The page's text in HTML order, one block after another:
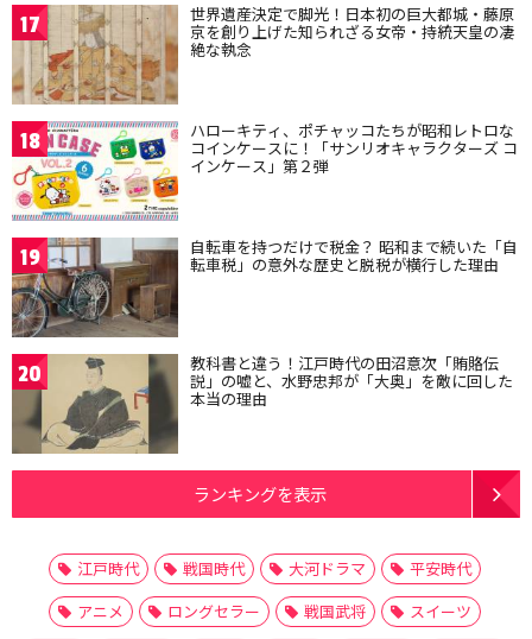
17 世界遺産決定で脚光！日本初の巨大都城・藤原
京を創り上げた知られざる女帝・持統天皇の凄
絶な執念
18 ハローキティ、ポチャッコたちが昭和レトロな
コインケースに！「サンリオキャラクターズ コ
インケース」第２弾
19 自転車を持つだけで税金？ 昭和まで続いた「自
転車税」の意外な歴史と脱税が横行した理由
20 教科書と違う！江戸時代の田沼意次「賄賂伝
説」の嘘と、水野忠邦が「大奥」を敵に回した
本当の理由
ランキングを表示
江戸時代 戦国時代 大河ドラマ
平安時代
アニメ
ロングセラー 戦国武将
スイーツ